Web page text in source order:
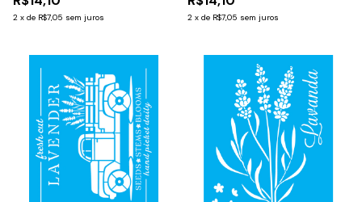
2 x de R$7,05 sem juros 2 x de R$7,05 sem juros